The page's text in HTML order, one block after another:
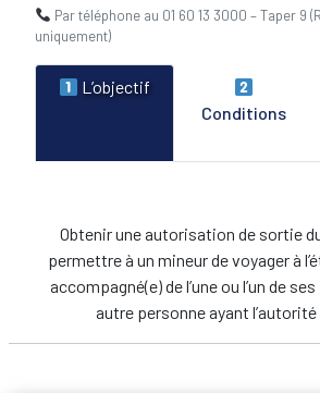
Par téléphone au 01 60 13 3000 – Taper 9
uniquement)
L’objectif
Conditions
Obtenir une autorisation de sortie
permettre à un mineur de voyager à
accompagné(e) de l’une ou l’un de
autre personne ayant